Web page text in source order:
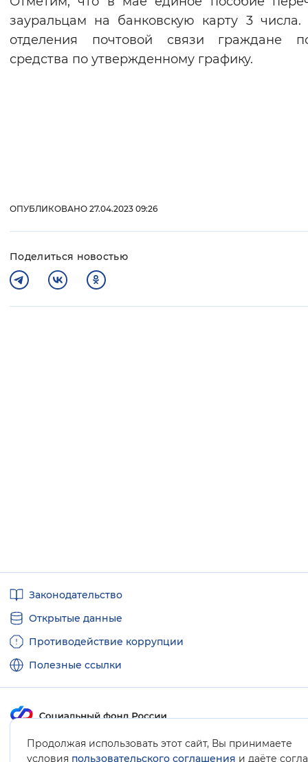
зауральцам на банковскую карту 3 числа.
отделения почтовой связи граждане
средства по утвержденному графику.
ОПУБЛИКОВАНО 27.04.2023 09:26
Поделиться новостью
Продолжая использовать этот сайт, Вы принимаете
условия пользовательского соглашения и даёте
ссылкиЗаконодательство
Открытые данные
Противодействие коррупции
Полезные ссылки
Карта сайта